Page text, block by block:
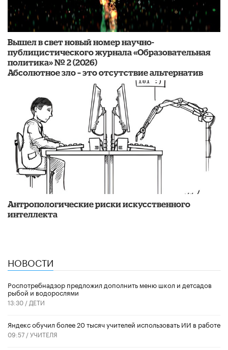
Вышел в свет новый номер научно-
публицистического журнала «Образовательная
политика» № 2 (2026)
Абсолютное зло – это отсутствие альтернатив
Антропологические риски искусственного
интеллекта
НОВОСТИ
Роспотребнадзор предложил дополнить меню школ и детсадов
рыбой и водорослями
13:30 / ДЕТИ
​Яндекс обучил более 20 тысяч учителей использовать ИИ в работе
09:57 /УЧИТЕЛЯ